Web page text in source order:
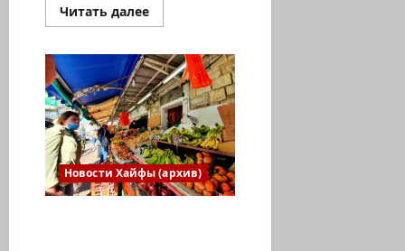
Читать далееПрочитать
больше
Хайфе
открылся
чемпионат
Израиля
по
шахматам
Новости Хайфы (архив)